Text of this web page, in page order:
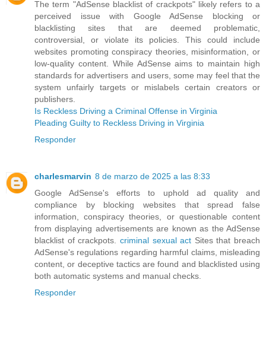
The term "AdSense blacklist of crackpots" likely refers to a
perceived issue with Google AdSense blocking or
blacklisting sites that are deemed problematic,
controversial, or violate its policies. This could include
websites promoting conspiracy theories, misinformation, or
low-quality content. While AdSense aims to maintain high
standards for advertisers and users, some may feel that the
system unfairly targets or mislabels certain creators or
publishers.
Is Reckless Driving a Criminal Offense in Virginia
Pleading Guilty to Reckless Driving in Virginia
Responder
charlesmarvin 8 de marzo de 2025 a las 8:33
Google AdSense's efforts to uphold ad quality and
compliance by blocking websites that spread false
information, conspiracy theories, or questionable content
from displaying advertisements are known as the AdSense
blacklist of crackpots. criminal sexual act Sites that breach
AdSense's regulations regarding harmful claims, misleading
content, or deceptive tactics are found and blacklisted using
both automatic systems and manual checks.
Responder